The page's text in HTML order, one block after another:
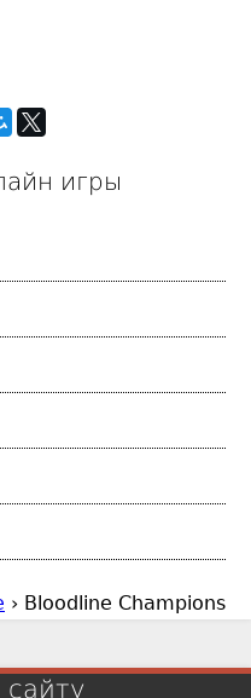
игры
› Bloodline Champions